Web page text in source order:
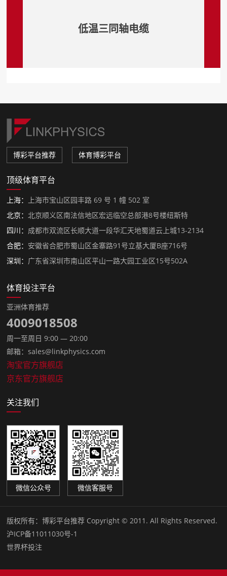
低温三同轴电缆
博彩平台推荐 体育博彩平台
顶级体育平台
上海：
上海市宝山区园丰路 69 号 1 幢 502 室
北京：北京顺义区南法信地区宏远临空总部港8号楼纽斯特
四川： 成都市双流区长顺大道一段华汇天地蜀道云上城13-2134
合肥： 安徽省合肥市蜀山区金寨路91号立基大厦B座716号
深圳： 广东省深圳市南山区平山一路大园工业区15号502A
体育投注平台
亚洲体育推荐
4009018508
周一至周日 9:00 — 20:00
邮箱：sales@linkphysics.com
淘宝官方旗舰店
京东官方旗舰店
关注我们
微信公众号 微信客服号
版权所有：博彩平台推荐 Copyright © 2011. All Rights Reserved.
沪ICP备11011030号-1
世界杯投注